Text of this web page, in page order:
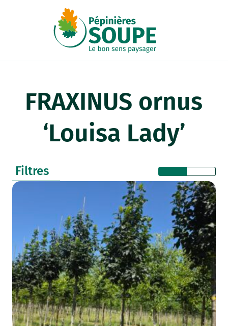
FRAXINUS ornus
‘Louisa Lady’
Filtres